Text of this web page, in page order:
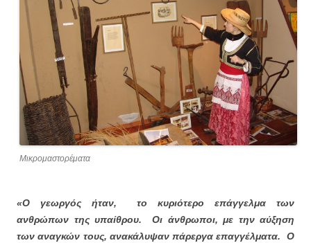
Μικρομαστορέματα
«Ο γεωργός ήταν,
το κυριότερο επάγγελμα των
ανθρώπων της υπαίθρου.
Οι άνθρωποι, με την αύξηση
των αναγκών τους, ανακάλυψαν πάρεργα επαγγέλματα.
Ο